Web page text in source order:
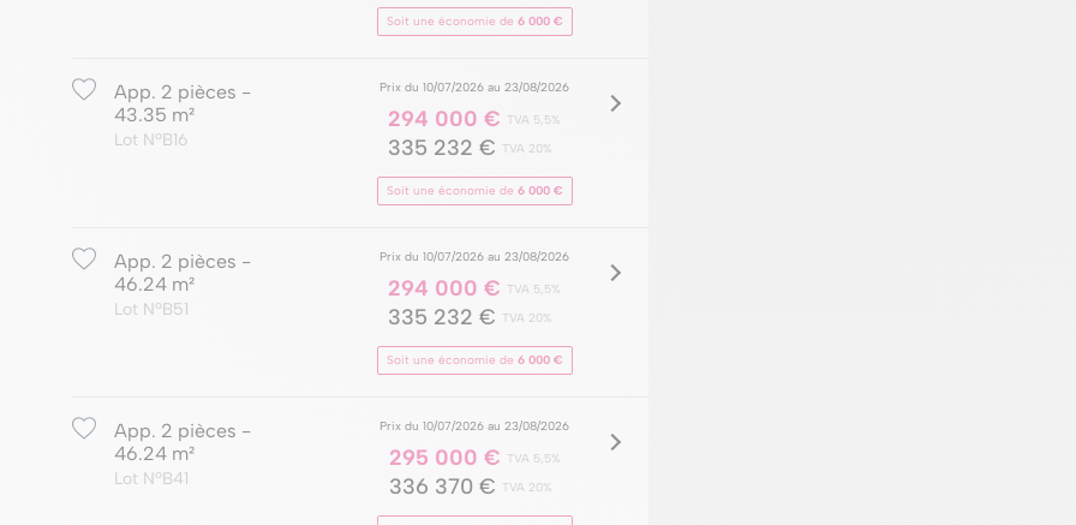
Soit une économie de 6 000 €
App. 2 pièces -
43.35 m²
Lot NºB16
Prix du 10/07/2026 au 23/08/2026
294 000 € TVA 5,5%
335 232 € TVA 20%
Soit une économie de 6 000 €
App. 2 pièces -
46.24 m²
Lot NºB51
Prix du 10/07/2026 au 23/08/2026
294 000 € TVA 5,5%
335 232 € TVA 20%
Soit une économie de 6 000 €
App. 2 pièces -
46.24 m²
Lot NºB41
Prix du 10/07/2026 au 23/08/2026
295 000 € TVA 5,5%
336 370 € TVA 20%